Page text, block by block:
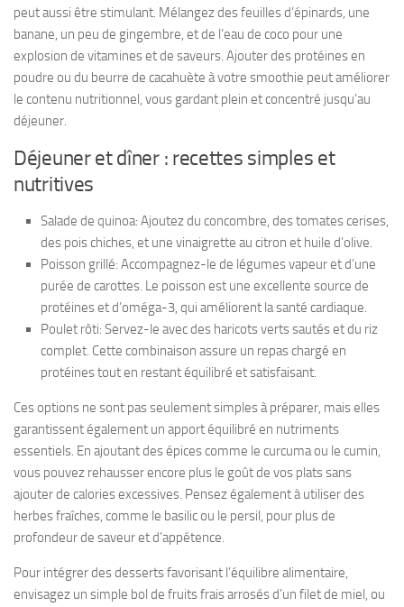
peut aussi être stimulant. Mélangez des feuilles d’épinards, une
banane, un peu de gingembre, et de l’eau de coco pour une
explosion de vitamines et de saveurs. Ajouter des protéines en
poudre ou du beurre de cacahuète à votre smoothie peut améliorer
le contenu nutritionnel, vous gardant plein et concentré jusqu’au
déjeuner.
Déjeuner et dîner : recettes simples et
nutritives
Salade de quinoa: Ajoutez du concombre, des tomates cerises,
des pois chiches, et une vinaigrette au citron et huile d’olive.
Poisson grillé: Accompagnez-le de légumes vapeur et d’une
purée de carottes. Le poisson est une excellente source de
protéines et d’oméga-3, qui améliorent la santé cardiaque.
Poulet rôti: Servez-le avec des haricots verts sautés et du riz
complet. Cette combinaison assure un repas chargé en
protéines tout en restant équilibré et satisfaisant.
Ces options ne sont pas seulement simples à préparer, mais elles
garantissent également un apport équilibré en nutriments
essentiels. En ajoutant des épices comme le curcuma ou le cumin,
vous pouvez rehausser encore plus le goût de vos plats sans
ajouter de calories excessives. Pensez également à utiliser des
herbes fraîches, comme le basilic ou le persil, pour plus de
profondeur de saveur et d’appétence.
Pour intégrer des desserts favorisant l’équilibre alimentaire,
envisagez un simple bol de fruits frais arrosés d’un filet de miel, ou